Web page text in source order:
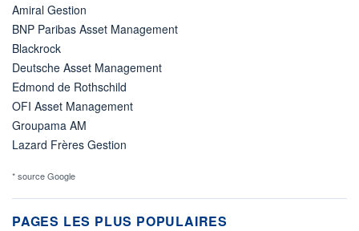
Amiral Gestion
BNP Paribas Asset Management
Blackrock
Deutsche Asset Management
Edmond de Rothschild
OFI Asset Management
Groupama AM
Lazard Frères Gestion
* source Google
PAGES LES PLUS POPULAIRES